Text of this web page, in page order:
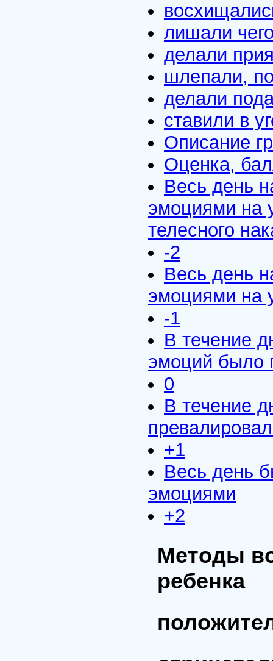
лишали
делали
шлепали,
делали
ставили в
Описание
Оценка,
Весь день
эмоциями на
телесного
-2
Весь день
эмоциями на
-1
В течение
эмоций было
0
В течение
+1
Весь день
эмоциями
+2
Методы
ребенка